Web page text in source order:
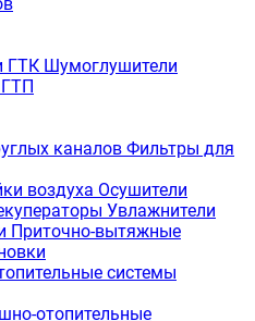
ГТК Шумоглушители
каналов Фильтры для
воздуха Осушители
Увлажнители
Приточно-вытяжные
системы
отопительные